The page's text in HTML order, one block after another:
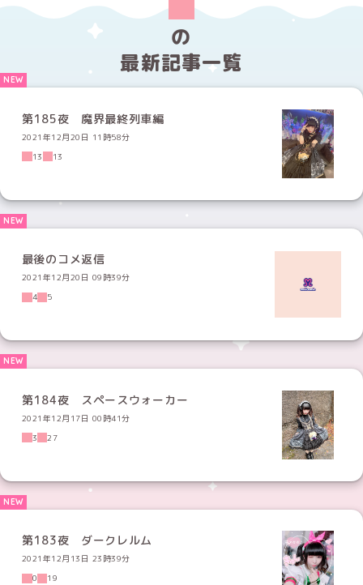
の
最新記事一覧
第185夜 魔界最終列車編
2021年12月20日 11時58分
13
13
最後のコメ返信
2021年12月20日 09時39分
4
5
第184夜 スペースウォーカー
2021年12月17日 00時41分
3
27
第183夜 ダークレルム
2021年12月13日 23時39分
0
19